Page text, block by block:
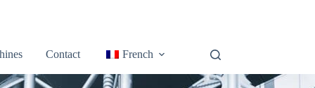
Contact French